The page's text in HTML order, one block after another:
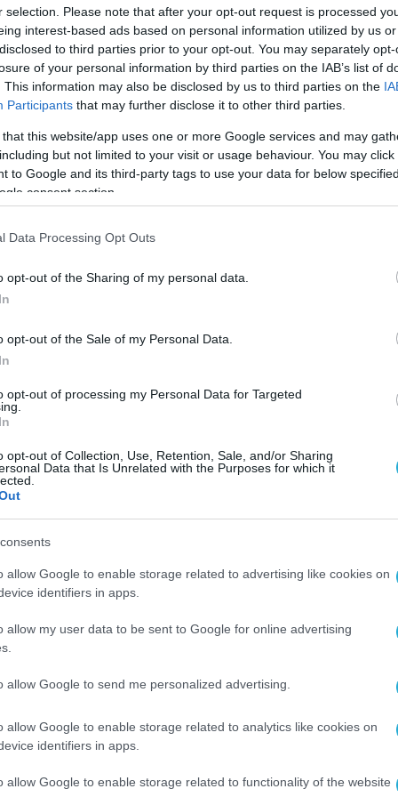
selection. Please note that after your opt-out request is processed
interest-based ads based on personal information utilized by us
to third parties prior to your opt-out. You may separately
of your personal information by third parties on the IAB’s list of
This information may also be disclosed by us to third parties on the
Participants that may further disclose it to other third parties.
that this website/app uses one or more Google services and may
but not limited to your visit or usage behaviour. You may
to Google and its third-party tags to use your data for below
consent section.
Data Processing Opt Outs
opt-out of the Sharing of my personal data.
opt-out of the Sale of my Personal Data.
opt-out of processing my Personal Data for Targeted
opt-out of Collection, Use, Retention, Sale, and/or Sharing
Data that Is Unrelated with the Purposes for which it
allow Google to enable storage related to advertising like cookies on
identifiers in apps.
allow my user data to be sent to Google for online advertising
allow Google to send me personalized advertising.
allow Google to enable storage related to analytics like cookies on
identifiers in apps.
allow Google to enable storage related to functionality of the website
της METRO που συμμετέχουν με συνέπεια στο
Προσφοράς», από το 2016. Εργαζόμενοι της
τις οικογένειές τους και τους φίλους τους,
την εταιρεία να αναλαμβάνει το συνολικό
συμμετοχή και στην προσφορά, οι
Προσφοράς» που μετατρέπονται
Φορείς, στις πόλεις
της εταιρείας με τις οικογένειές τους
Χιλιόμετρα Προσφοράς
και 973 χιλιόμετρα προσφοράς
Θεσσαλονίκης, με 295 συμμετοχές
και 2.050 χιλιόμετρα προσφοράς. Εδώ
Άσπρες Πεταλούδες στον Βόλο, το Άσυλο
της METRO Running Team έχουν φτάσει
έχοντας διανύσει συνολικά65.000
και φορείς, επιστρέφοντας αξία στις